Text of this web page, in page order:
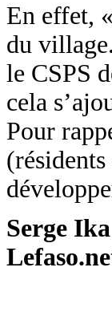
En effet,
du
le CSPS
cela
Pour
Serge